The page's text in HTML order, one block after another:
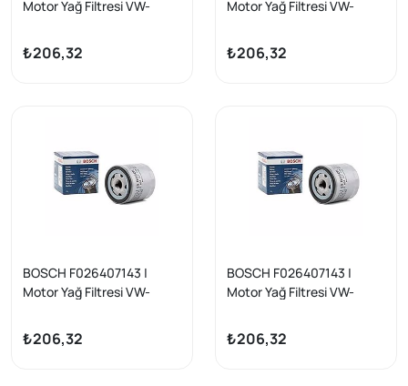
Motor Yağ Filtresi VW-
TSI/TFSI (EA211)
₺206,32
Motor Yağ Filtresi VW-
TSI/TFSI (EA211)
₺206,32
BOSCH F026407143 |
Motor Yağ Filtresi VW-
TSI/TFSI (EA211)
₺206,32
BOSCH F026407143 |
Motor Yağ Filtresi VW-
TSI/TFSI (EA211)
₺206,32